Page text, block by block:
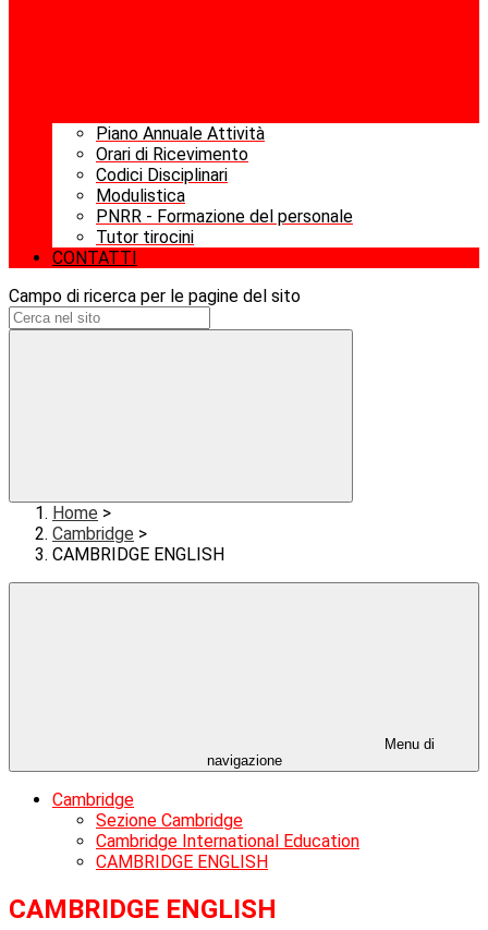
Piano Annuale Attività
Orari di Ricevimento
Codici Disciplinari
Modulistica
PNRR - Formazione del personale
Tutor tirocini
CONTATTI
Campo di ricerca per le pagine del sito
Home >
Cambridge >
CAMBRIDGE ENGLISH
Menu di
navigazione
Cambridge
Sezione Cambridge
Cambridge International Education
CAMBRIDGE ENGLISH
CAMBRIDGE ENGLISH